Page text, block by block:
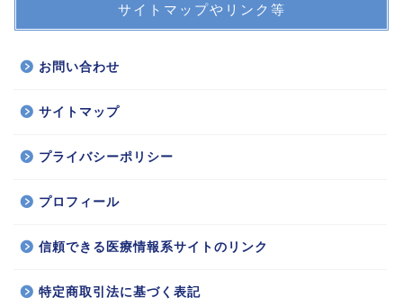
サイトマップやリンク等
お問い合わせ
サイトマップ
プライバシーポリシー
プロフィール
信頼できる医療情報系サイトのリンク
特定商取引法に基づく表記